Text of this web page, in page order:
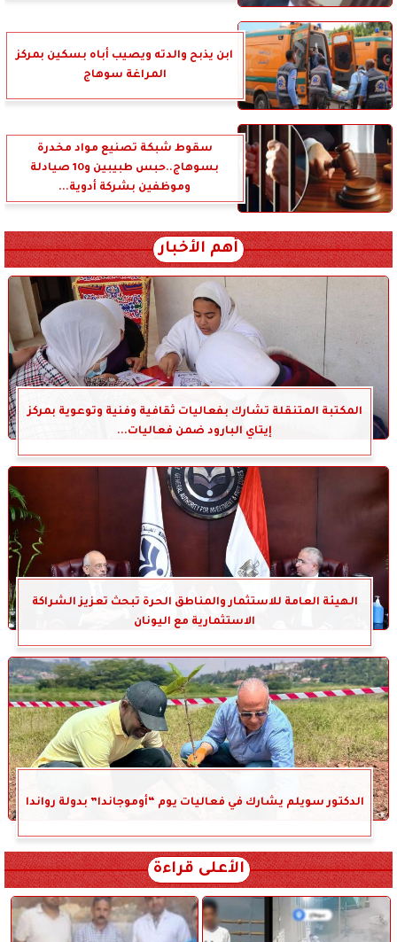
ابن يذبح والدته ويصيب أباه بسكين بمركز
المراغة سوهاج
سقوط شبكة تصنيع مواد مخدرة
بسوهاج..حبس طبيبين و10 صيادلة
وموظفين بشركة أدوية...
أهم الأخبار
المكتبة المتنقلة تشارك بفعاليات ثقافية وفنية وتوعوية بمركز
إيتاي البارود ضمن فعاليات...
الهيئة العامة للاستثمار والمناطق الحرة تبحث تعزيز الشراكة
الاستثمارية مع اليونان
الدكتور سويلم يشارك في فعاليات يوم “أوموجاندا” بدولة رواندا
الأعلى قراءة